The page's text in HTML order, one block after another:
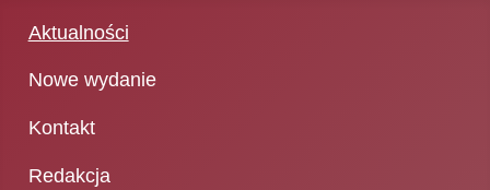
Aktualności
Nowe wydanie
Kontakt
Redakcja